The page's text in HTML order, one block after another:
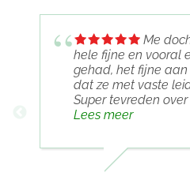
Me
hele fijne en vooral
gehad, het fijne aan
dat ze met vaste
Super tevreden
opvang
Lees meer